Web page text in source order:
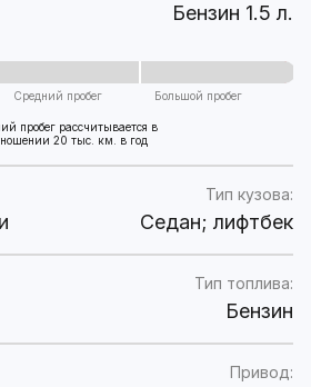
Бензин 1.5 л.
Средний пробег Большой пробег
пробег рассчитывается в
20 тыс. км. в год
Тип кузова:
Седан; лифтбек
Тип топлива:
Бензин
Привод: